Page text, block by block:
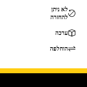
לא ניתן
להחזרה
ערכה
הוחלפה